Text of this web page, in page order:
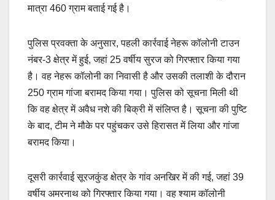
मात्रा 460 ग्राम बताई गई है।
पुलिस प्रवक्ता के अनुसार, पहली कार्रवाई नेहरू कॉलोनी टाउन
नंबर-3 क्षेत्र में हुई, जहां 25 वर्षीय सुरज को गिरफ्तार किया गया
है। वह नेहरू कॉलोनी का निवासी है और उसकी तलाशी के दौरान
250 ग्राम गांजा बरामद किया गया। पुलिस को सूचना मिली थी
कि वह क्षेत्र में अवैध नशे की बिक्री में संलिप्त है। सूचना की पुष्टि
के बाद, टीम ने मौके पर पहुंचकर उसे हिरासत में लिया और गांजा
बरामद किया।
दूसरी कार्रवाई सूरजकुंड क्षेत्र के गांव अनखिर में की गई, जहां 39
वर्षीय अमरनाथ को गिरफ्तार किया गया। वह श्याम कॉलोनी